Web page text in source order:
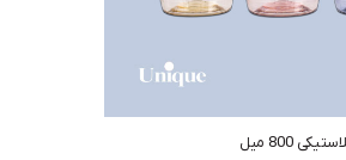
800 میل